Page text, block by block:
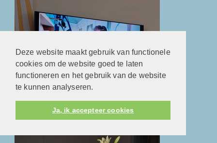
Deze website maakt gebruik van functionele
cookies om de website goed te laten
functioneren en het gebruik van de website
te kunnen analyseren.
Ja, ik accepteer cookies
Doopdienst 21-01-2024